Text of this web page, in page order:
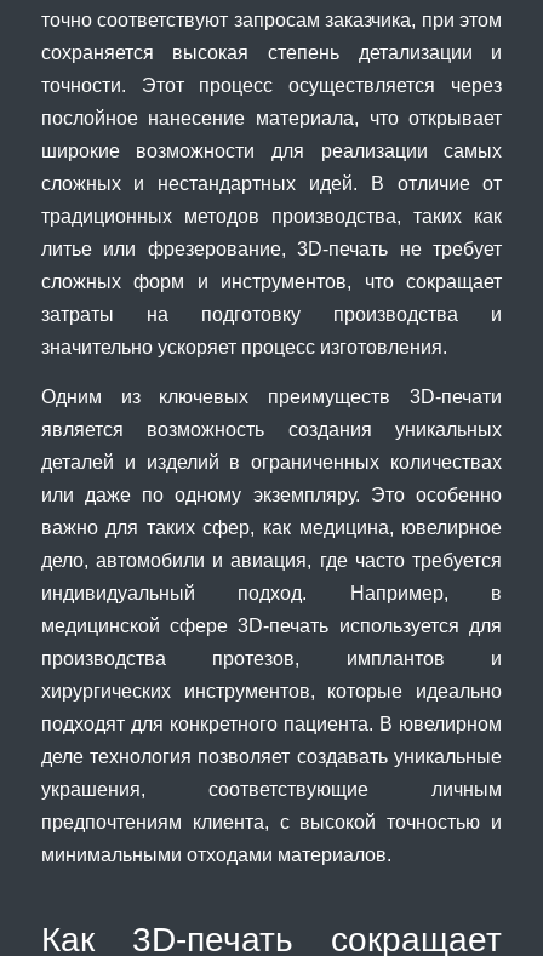
точно соответствуют запросам заказчика, при этом
сохраняется высокая степень детализации и
точности. Этот процесс осуществляется через
послойное нанесение материала, что открывает
широкие возможности для реализации самых
сложных и нестандартных идей. В отличие от
традиционных методов производства, таких как
литье или фрезерование, 3D-печать не требует
сложных форм и инструментов, что сокращает
затраты на подготовку производства и
значительно ускоряет процесс изготовления.
Одним из ключевых преимуществ 3D-печати
является возможность создания уникальных
деталей и изделий в ограниченных количествах
или даже по одному экземпляру. Это особенно
важно для таких сфер, как медицина, ювелирное
дело, автомобили и авиация, где часто требуется
индивидуальный подход. Например, в
медицинской сфере 3D-печать используется для
производства протезов, имплантов и
хирургических инструментов, которые идеально
подходят для конкретного пациента. В ювелирном
деле технология позволяет создавать уникальные
украшения, соответствующие личным
предпочтениям клиента, с высокой точностью и
минимальными отходами материалов.
Как 3D-печать сокращает